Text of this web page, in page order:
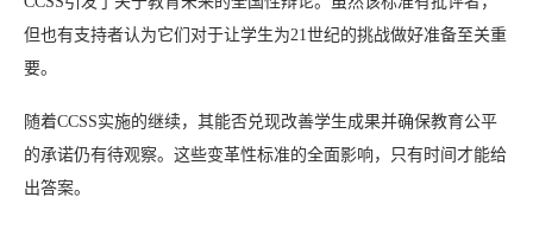
但也有支持者认为它们对于让学生为21世纪的挑战做好准备至关重
要。
随着CCSS实施的继续，其能否兑现改善学生成果并确保教育公平
的承诺仍有待观察。这些变革性标准的全面影响，只有时间才能给
出答案。